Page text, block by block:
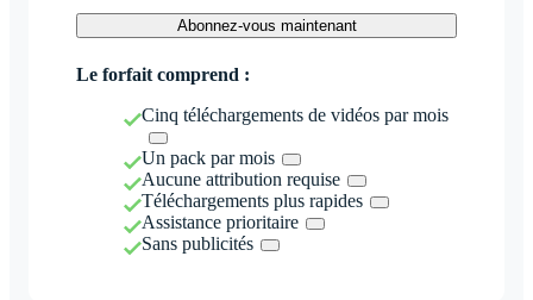
Abonnez-vous maintenant
Le forfait comprend :
Cinq téléchargements de vidéos par mois
Un pack par mois
Aucune attribution requise
Téléchargements plus rapides
Assistance prioritaire
Sans publicités